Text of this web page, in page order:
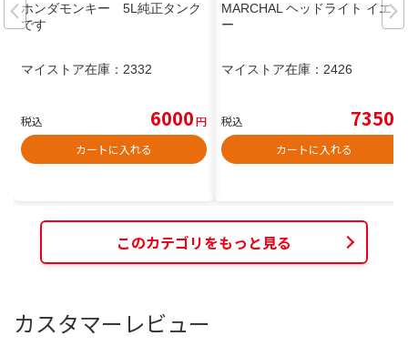
ホンダモンキー 5L純正タンク
です
マイストア在庫： 2332
税込 6000円
カートに入れる
MARCHAL ヘッドライト イエロ
ー
マイストア在庫： 2426
税込 7350
カートに入れる
このカテゴリをもっと見る
カスタマーレビュー